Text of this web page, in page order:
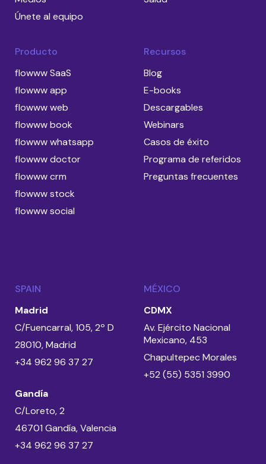
Únete al equipo
Producto
flowww SaaS
flowww app
flowww web
flowww book
flowww whatsapp
flowww doctor
flowww crm
flowww stock
flowww social
Recursos
Blog
E-books
Descargables
Webinars
Casos de éxito
Programa de referidos
Preguntas frecuentes
SPAIN
Madrid
C/Fuencarral, 105, 2º D
28010, Madrid
+34 962 96 37 27
Gandía
C/Loreto, 2
46701 Gandía, Valencia
+34 962 96 37 27
MÉXICO
CDMX
Av. Ejército Nacional
Mexicano, 453
Chapultepec Morales
+52 (55) 5351 3990